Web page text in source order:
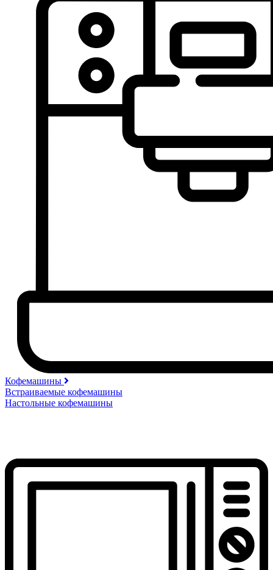
Кофемашины
Встраиваемые кофемашины
Настольные кофемашины